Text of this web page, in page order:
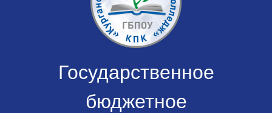
Государственное
бюджетное